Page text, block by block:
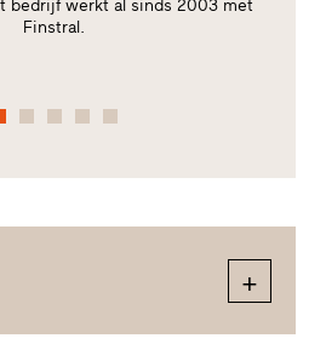
bedrijf werkt al sinds 2003 met
Finstral.